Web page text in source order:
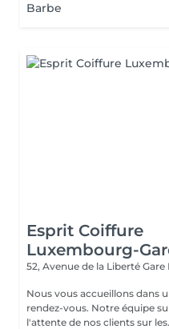
Barbe
Esprit Coiffure
Luxembourg-
52, Avenue de la Liberté Gare
Nous vous accueillons dans
rendez-vous. Notre équipe
l'attente de nos clients sur